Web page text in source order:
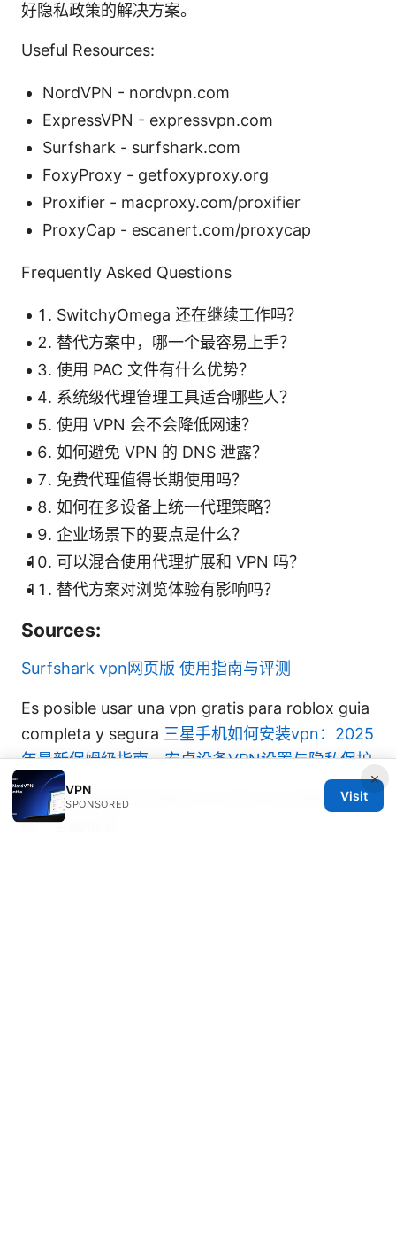
好隐私政策的解决方案。
Useful Resources:
NordVPN - nordvpn.com
ExpressVPN - expressvpn.com
Surfshark - surfshark.com
FoxyProxy - getfoxyproxy.org
Proxifier - macproxy.com/proxifier
ProxyCap - escanert.com/proxycap
Frequently Asked Questions
SwitchyOmega 还在继续工作吗？
替代方案中，哪一个最容易上手？
使用 PAC 文件有什么优势？
系统级代理管理工具适合哪些人？
使用 VPN 会不会降低网速？
如何避免 VPN 的 DNS 泄露？
免费代理值得长期使用吗？
如何在多设备上统一代理策略？
企业场景下的要点是什么？
可以混合使用代理扩展和 VPN 吗？
替代方案对浏览体验有影响吗？
Sources:
Surfshark vpn网页版 使用指南与评测
Es posible usar una vpn gratis para roblox guia
completa y segura 三星手机如何安装vpn：2025
年最新保姆级指南，安卓设备VPN设置与隐私保护
Vpn电脑破解版风险解析与PC端VPN正版替代方
案：全面指南
×
VPN
SPONSORED
Visit